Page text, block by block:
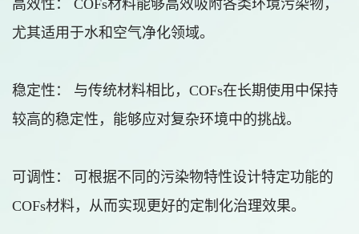
高效性： COFs材料能够高效吸附各类环境污染物，
尤其适用于水和空气净化领域。
稳定性： 与传统材料相比，COFs在长期使用中保持
较高的稳定性，能够应对复杂环境中的挑战。
可调性： 可根据不同的污染物特性设计特定功能的
COFs材料，从而实现更好的定制化治理效果。